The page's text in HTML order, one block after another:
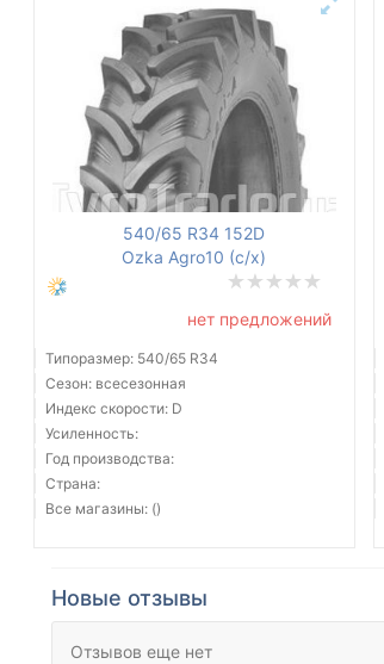
540/65 R34 152D
Ozka Agro10 (с/х)
нет предложений
Типоразмер: 540/65 R34
Сезон: всесезонная
Индекс скорости: D
Усиленность:
Год производства:
Страна:
Все магазины: ()
Новые отзывы
Отзывов еще нет